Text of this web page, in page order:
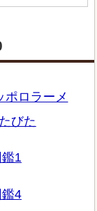
ポロラーメ
びた
1
4